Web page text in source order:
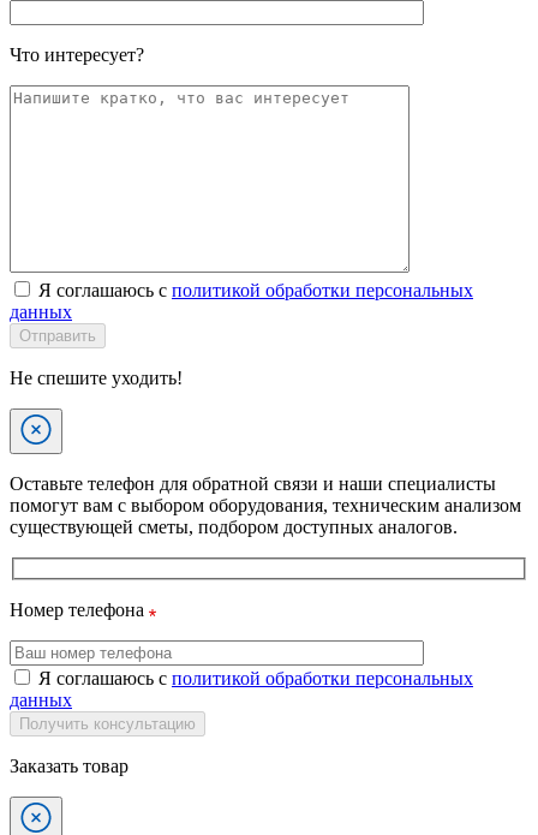
Что интересует?
Я соглашаюсь с политикой обработки персональных
данных
Отправить
Не спешите уходить!
Оставьте телефон для обратной связи и наши специалисты
помогут вам с выбором оборудования, техническим анализом
существующей сметы, подбором доступных аналогов.
Номер телефона
Я соглашаюсь с политикой обработки персональных
данных
Получить консультацию
Заказать товар